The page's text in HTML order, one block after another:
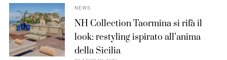
NEWS
NH Collection Taormina si rifà il
look: restyling ispirato all’anima
della Sicilia